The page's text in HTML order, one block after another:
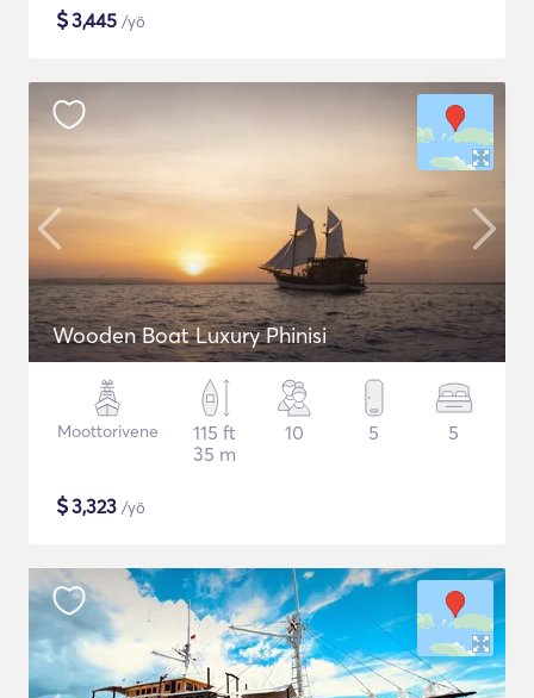
$3,445 /yö
Wooden Boat Luxury Phinisi
Moottorivene
115 ft
35 m
10 5 5
$3,323 /yö